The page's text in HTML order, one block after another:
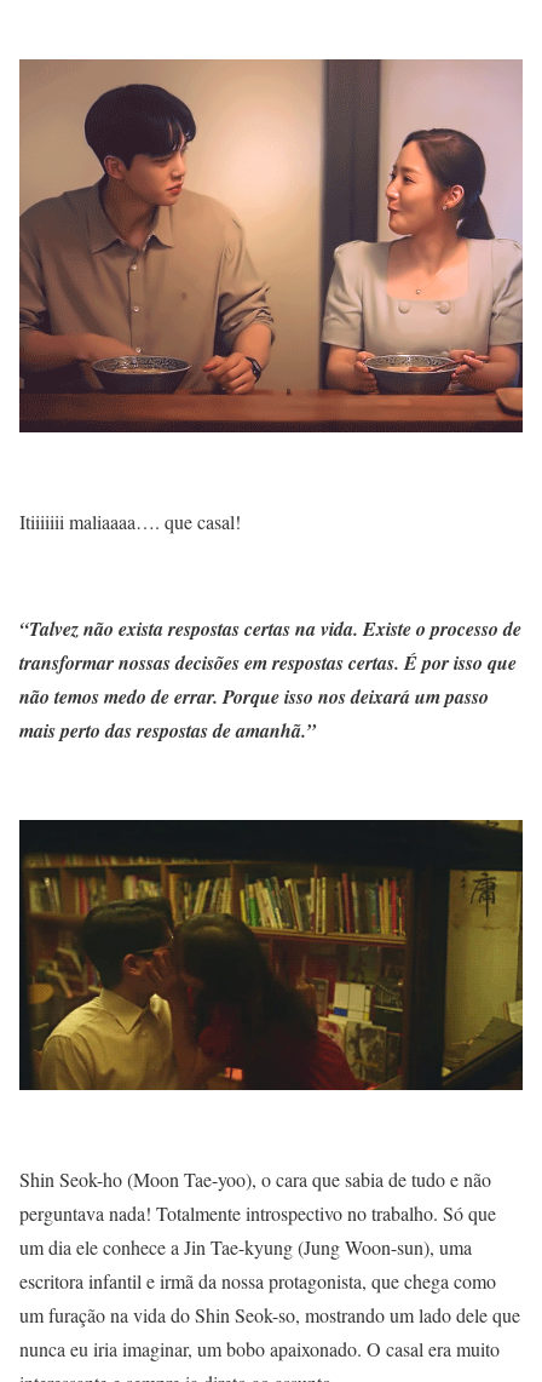
Itiiiiiii maliaaaa…. que casal!
“Talvez não exista respostas certas na vida. Existe o processo de
transformar nossas decisões em respostas certas. É por isso que
não temos medo de errar. Porque isso nos deixará um passo
mais perto das respostas de amanhã.”
Shin Seok-ho (Moon Tae-yoo), o cara que sabia de tudo e não
perguntava nada! Totalmente introspectivo no trabalho. Só que
um dia ele conhece a Jin Tae-kyung (Jung Woon-sun), uma
escritora infantil e irmã da nossa protagonista, que chega como
um furação na vida do Shin Seok-so, mostrando um lado dele que
nunca eu iria imaginar, um bobo apaixonado. O casal era muito